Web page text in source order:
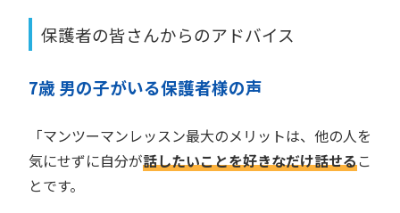
保護者の皆さんからのアドバイス
7歳 男の子がいる保護者様の声
「マンツーマンレッスン最大のメリットは、他の人を
気にせずに自分が話したいことを好きなだけ話せるこ
とです。